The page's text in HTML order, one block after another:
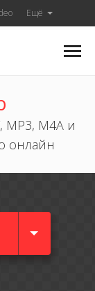
Ещё
MP3, M4A и
онлайн